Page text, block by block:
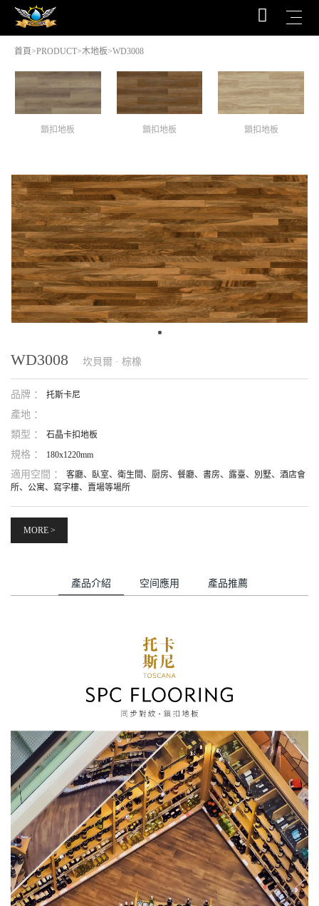
首頁>PRODUCT>木地板>WD3008
鎖扣地板 鎖扣地板 鎖扣地板
WD3008 坎貝爾 · 棕橡
品牌 ： 托斯卡尼
產地 ：
類型 ：
石晶卡扣地板
規格 ： 180x1220mm
適用空間 ：
客廳、臥室、衛生間、厨房、餐廳、書房、露臺、別墅、酒店會
所、公寓、寫字樓、賣場等場所
MORE >
產品介紹 空间應用 產品推薦